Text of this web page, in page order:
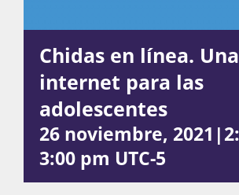
Súmate
Publicaciones
Chidas en línea. Una
internet para las
adolescentes
26 noviembre,
3:00 pm UTC-5